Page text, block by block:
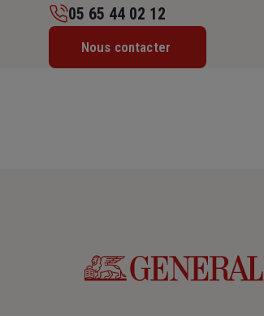
Mardi : 09h – 12h / 13h45 – 17h45
05 65 44 02 12
Nous contacter